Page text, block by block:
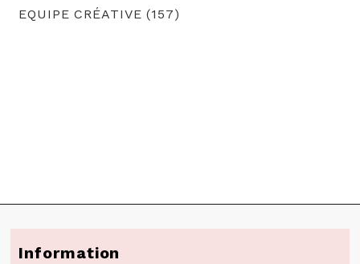
EQUIPE CRÉATIVE (157)
Information